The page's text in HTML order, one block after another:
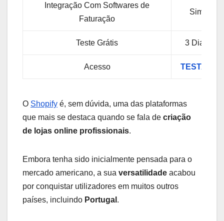
Integração Com Softwares de
Faturação
Sim
Teste Grátis 3 Dias
Acesso TESTAR
O Shopify é, sem dúvida, uma das plataformas
que mais se destaca quando se fala de criação
de lojas online profissionais.
Embora tenha sido inicialmente pensada para o
mercado americano, a sua versatilidade acabou
por conquistar utilizadores em muitos outros
países, incluindo Portugal .